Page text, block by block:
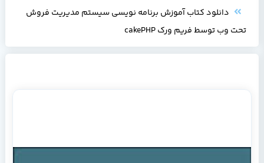
دانلود کتاب آموزش برنامه نویسی سیستم مدیریت فروش
تحت وب توسط فریم ورک cakePHP